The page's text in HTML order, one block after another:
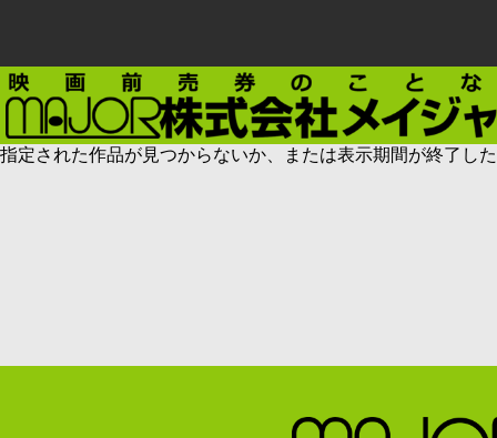
指定された作品が見つからないか、または表示期間が終了し